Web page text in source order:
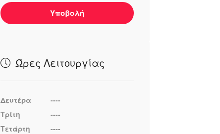
Υποβολή
Ώρες Λειτουργίας
Δευτέρα
----
Τρίτη
----
Τετάρτη
----